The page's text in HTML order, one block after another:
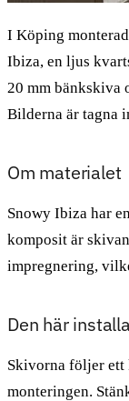
I Köping
Ibiza, en ljus
20 mm bänkskiva
Bilderna är tagna
Om materialet
Snowy Ibiza har
komposit är
impregnering,
Den här
Skivorna följer ett
monteringen.